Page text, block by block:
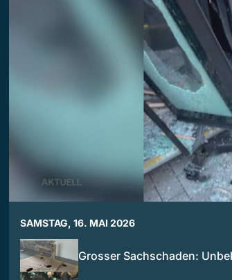
SAMSTAG, 16. MAI 2026
Grosser Sachschaden: